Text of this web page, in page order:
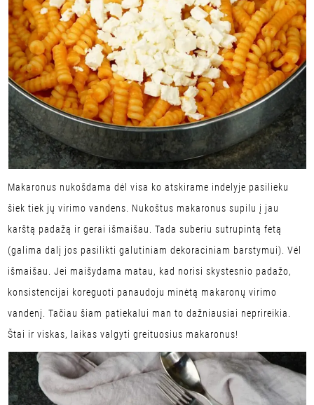
Makaronus nukošdama dėl visa ko atskirame indelyje pasilieku
šiek tiek jų virimo vandens. Nukoštus makaronus supilu į jau
karštą padažą ir gerai išmaišau. Tada suberiu sutrupintą fetą
(galima dalį jos pasilikti galutiniam dekoraciniam barstymui). Vėl
išmaišau. Jei maišydama matau, kad norisi skystesnio padažo,
konsistencijai koreguoti panaudoju minėtą makaronų virimo
vandenį. Tačiau šiam patiekalui man to dažniausiai neprireikia.
Štai ir viskas, laikas valgyti greituosius makaronus!